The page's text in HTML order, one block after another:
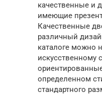
качественные и
имеющие
Качественные
различный
каталоге можно
искусственному
определенном
стандартного